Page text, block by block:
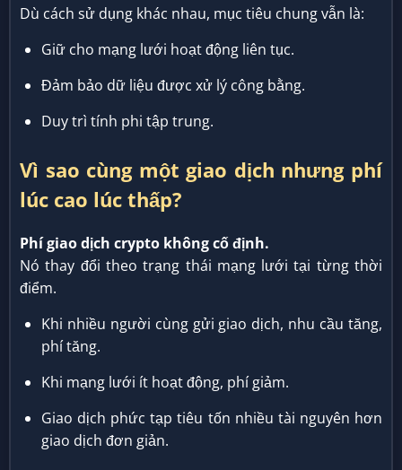
Dù cách sử dụng khác nhau, mục tiêu chung vẫn là:
Giữ cho mạng lưới hoạt động liên tục.
Đảm bảo dữ liệu được xử lý công bằng.
Duy trì tính phi tập trung.
Vì sao cùng một giao dịch nhưng phí
lúc cao lúc thấp?
Phí giao dịch crypto không cố định.
Nó thay đổi theo trạng thái mạng lưới tại từng thời
điểm.
Khi nhiều người cùng gửi giao dịch, nhu cầu tăng,
phí tăng.
Khi mạng lưới ít hoạt động, phí giảm.
Giao dịch phức tạp tiêu tốn nhiều tài nguyên hơn
giao dịch đơn giản.